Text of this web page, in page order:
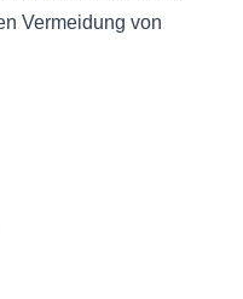
Vermeidung von